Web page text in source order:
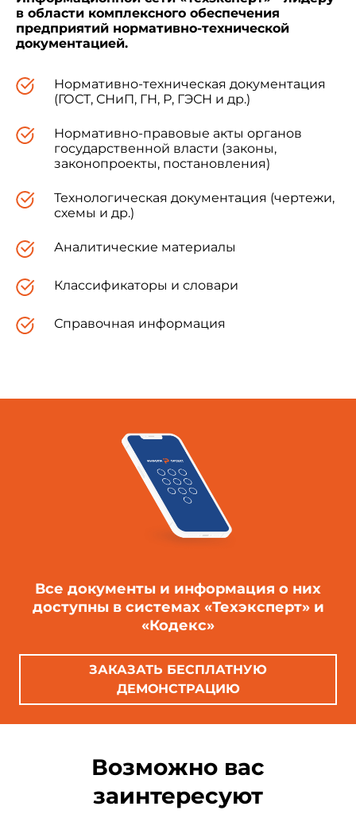
в области комплексного обеспечения
предприятий нормативно-технической
документацией.
Нормативно-техническая документация
(ГОСТ, СНиП, ГН, Р, ГЭСН и др.)
Нормативно-правовые акты органов
государственной власти (законы,
законопроекты, постановления)
Технологическая документация (чертежи,
схемы и др.)
Аналитические материалы
Классификаторы и словари
Справочная информация
Все документы и информация о них
доступны в системах «Техэксперт» и
«Кодекс»
ЗАКАЗАТЬ БЕСПЛАТНУЮ
ДЕМОНСТРАЦИЮ
Возможно вас
заинтересуют